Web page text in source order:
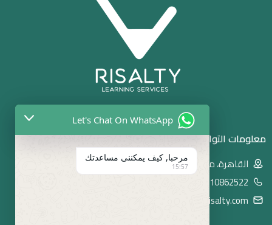
معلومات التواصل
القاهرة، مصر
01010862522
order@reisalty.com
Let's Chat On WhatsApp
مرحبا, كيف يمكننى مساعدتك
15:57